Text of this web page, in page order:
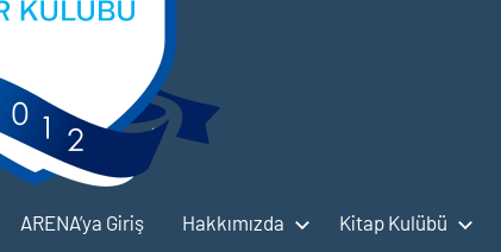
ARENA’ya Giriş Hakkımızda Kitap Kulübü